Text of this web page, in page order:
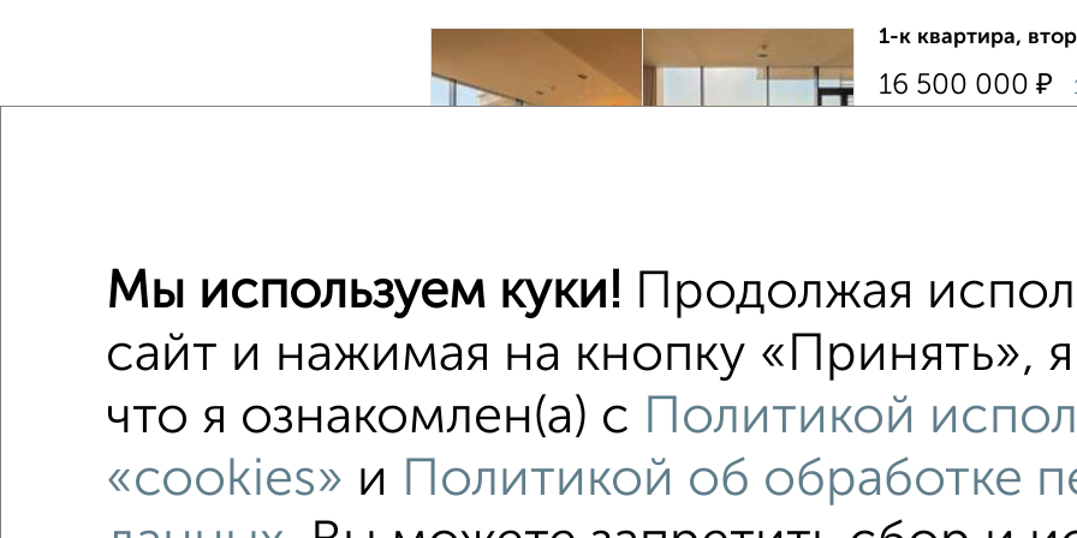
1-к квартира,
16 500 000 ₽
Агентство, 07.08.2026
1-к квартиры
Поиск по схожим параметрам:
жилой комплекс Атлантида на улице жилой комплекс
с центральным
Мы используем куки! Продолжая
сайт и нажимая на кнопку «Принять»,
что я ознакомлен(а) с Политикой
«cookies» и Политикой об обработке